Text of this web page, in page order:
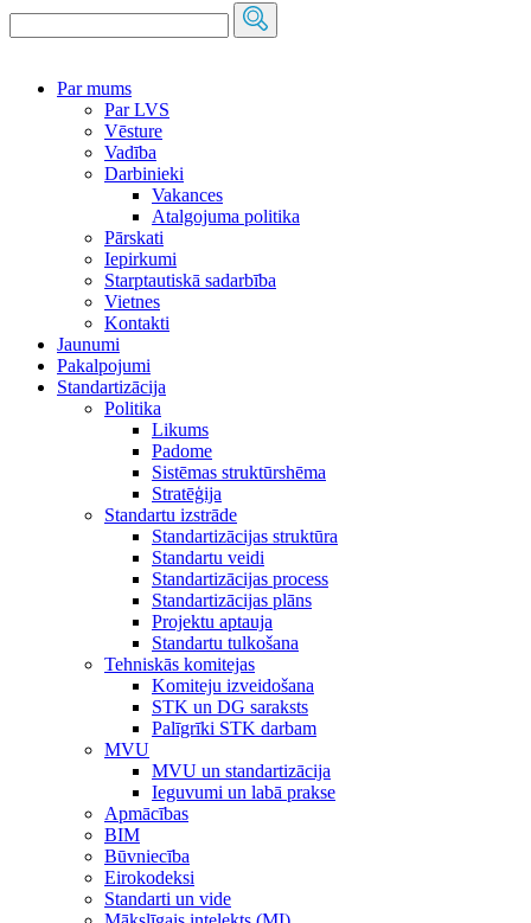
Par mums
Par LVS
Vēsture
Vadība
Darbinieki
Vakances
Atalgojuma politika
Pārskati
Iepirkumi
Starptautiskā sadarbība
Vietnes
Kontakti
Jaunumi
Pakalpojumi
Standartizācija
Politika
Likums
Padome
Sistēmas struktūrshēma
Stratēģija
Standartu izstrāde
Standartizācijas struktūra
Standartu veidi
Standartizācijas process
Standartizācijas plāns
Projektu aptauja
Standartu tulkošana
Tehniskās komitejas
Komiteju izveidošana
STK un DG saraksts
Palīgrīki STK darbam
MVU
MVU un standartizācija
Ieguvumi un labā prakse
Apmācības
BIM
Būvniecība
Eirokodeksi
Standarti un vide